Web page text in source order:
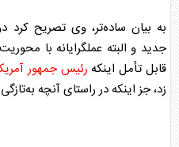
به بیان ساده‌تر، وی تصریح کرد
جدید و البته عملگرایانه با محوریت
قابل تأمل اینکه رئیس جمهور
زد، جز اینکه در راستای آنچه